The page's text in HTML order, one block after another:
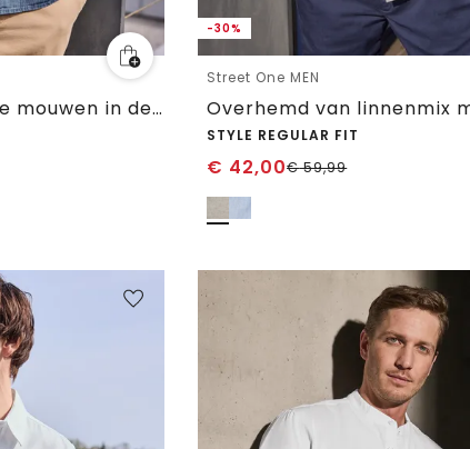
Overhemd met korte mouwen in denimlook
-30%
Street One MEN
STYLE REGULAR FIT
€ 42,00€59,99